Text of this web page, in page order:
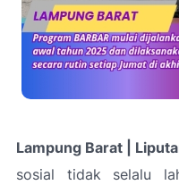
Lampung Barat |
sosial tidak selalu